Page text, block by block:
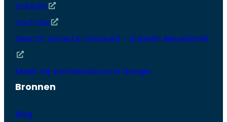
LinkedIn
YouTube
Search; Solved & Unsolved – LinkedIn Nieuwsbrief
Maak mij voorkeursbron in Google
Bronnen
Blog